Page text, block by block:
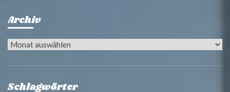
Archiv
Archiv
Schlagwörter